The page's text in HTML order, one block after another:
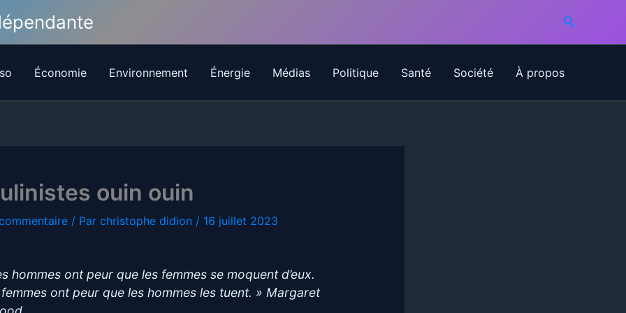
Économie Environnement Énergie Médias Politique Santé Société À propos
ouin ouin
/ Par christophe didion / 16 juillet 2023
hommes ont peur que les femmes se moquent d’eux.
ont peur que les hommes les tuent. » Margaret